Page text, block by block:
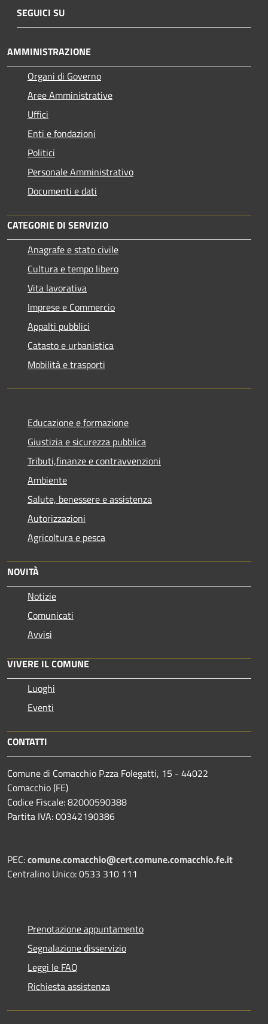
SEGUICI SU
AMMINISTRAZIONE
Organi di Governo
Aree Amministrative
Uffici
Enti e fondazioni
Politici
Personale Amministrativo
Documenti e dati
CATEGORIE DI SERVIZIO
Anagrafe e stato civile
Cultura e tempo libero
Vita lavorativa
Imprese e Commercio
Appalti pubblici
Catasto e urbanistica
Mobilità e trasporti
Educazione e formazione
Giustizia e sicurezza pubblica
Tributi,finanze e contravvenzioni
Ambiente
Salute, benessere e assistenza
Autorizzazioni
Agricoltura e pesca
NOVITÀ
Notizie
Comunicati
Avvisi
VIVERE IL COMUNE
Luoghi
Eventi
CONTATTI
Comune di Comacchio P.zza Folegatti, 15 - 44022
Comacchio (FE)
Codice Fiscale: 82000590388
Partita IVA: 00342190386
PEC:comune.comacchio@cert.comune.comacchio.fe.it
Centralino Unico: 0533 310 111
Prenotazione appuntamento
Segnalazione disservizio
Leggi le FAQ
Richiesta assistenza